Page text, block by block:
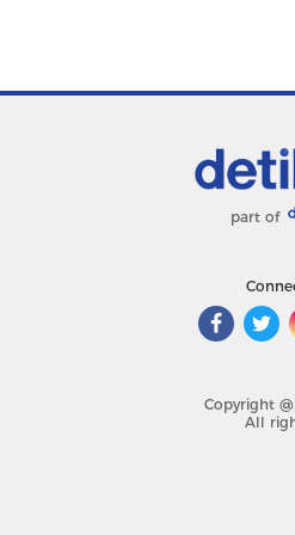
part of
Copyright
All